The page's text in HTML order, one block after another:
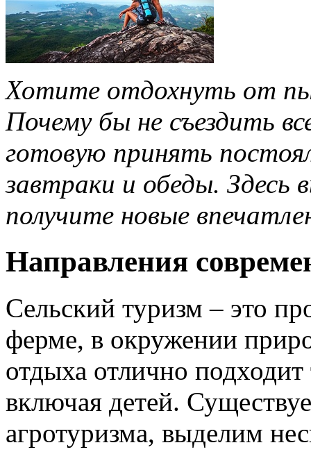
Хотите отдохнуть от
Почему бы не съездить
готовую принять
завтраки и обеды. Здесь
получите новые
Направления
Сельский туризм – это
ферме, в окружении
отдыха отлично подходит
включая детей.
агротуризма, выделим